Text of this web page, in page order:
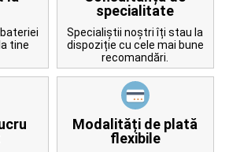
tine
specialitate
Specialiștii noștri îți stau la
dispoziție cu cele mai bune
recomandări.
Modalități de plată
flexibile